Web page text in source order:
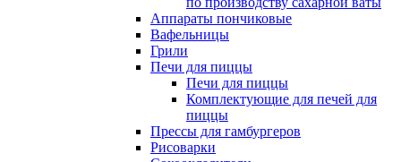
Аппараты пончиковые
Вафельницы
Грили
Печи для пиццы
Печи для пиццы
Комплектующие для печей для
пиццы
Прессы для гамбургеров
Рисоварки